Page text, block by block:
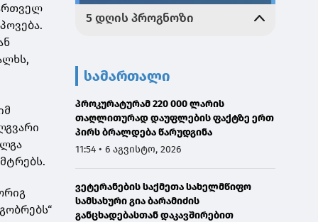
სამართალი
პროკურატურამ 220 000 ლარის
თაღლითურად დაუფლების ფაქტზე ერთ
პირს ბრალდება წარუდგინა
11:54 • 6 აგვისტო, 2026
ვეტერანების საქმეთა სახელმწიფო
სამსახური გია ბარამიძის
განცხადებასთან დაკავშირებით